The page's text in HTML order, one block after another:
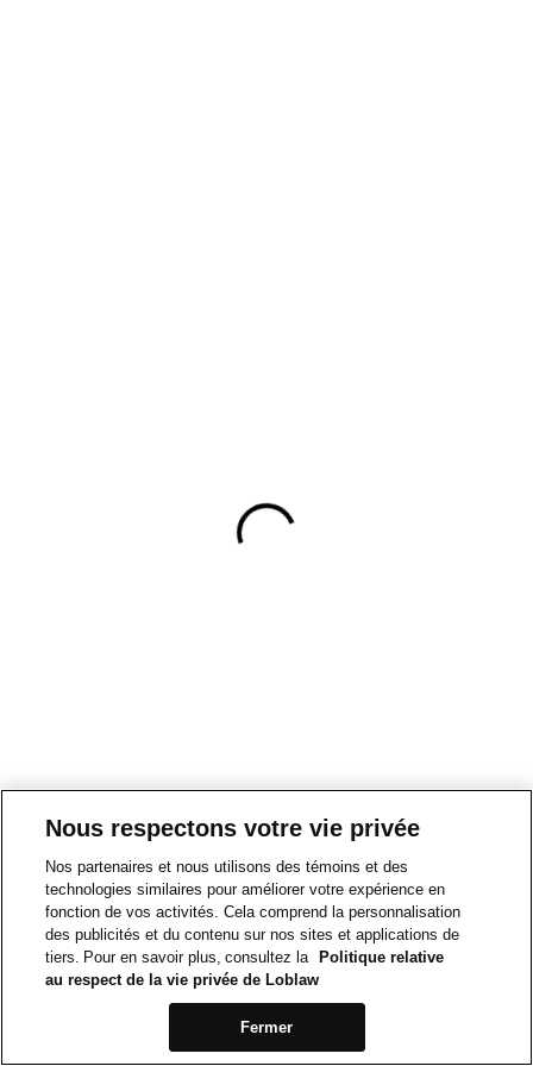
Nous respectons votre vie privée
Nos partenaires et nous utilisons des témoins et des
technologies similaires pour améliorer votre expérience en
fonction de vos activités. Cela comprend la personnalisation
des publicités et du contenu sur nos sites et applications de
tiers. Pour en savoir plus, consultez la
Politique relative
au respect de la vie privée de Loblaw
Fermer